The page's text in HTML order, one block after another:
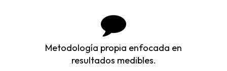
Metodología propia enfocada en
resultados medibles.